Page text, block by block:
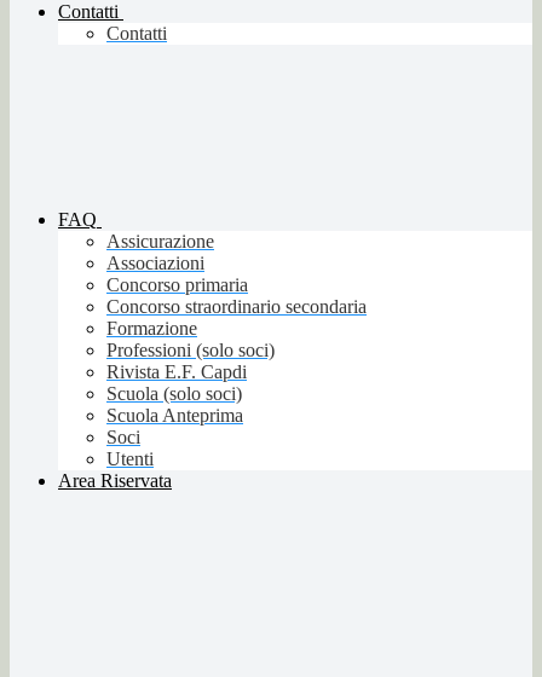
Contatti
Contatti
FAQ
Assicurazione
Associazioni
Concorso primaria
Concorso straordinario secondaria
Formazione
Professioni (solo soci)
Rivista E.F. Capdi
Scuola (solo soci)
Scuola Anteprima
Soci
Utenti
Area Riservata